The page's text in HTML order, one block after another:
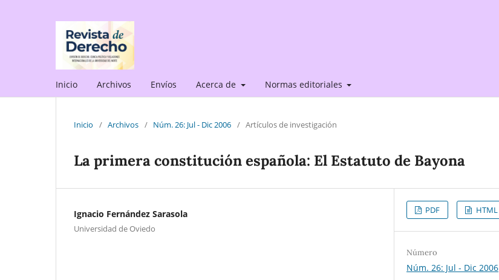
Inicio Archivos Envíos Acerca de Normas editoriales
Inicio / Archivos / Núm. 26: Jul - Dic 2006 / Artículos de investigación
La primera constitución española: El Estatuto de Bayona
Ignacio Fernández Sarasola
Universidad de Oviedo
PDF HTML
Número
Núm. 26: Jul - Dic 2006